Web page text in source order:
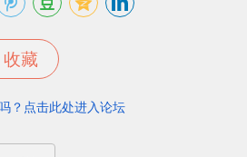
收藏
？点击此处进入论坛